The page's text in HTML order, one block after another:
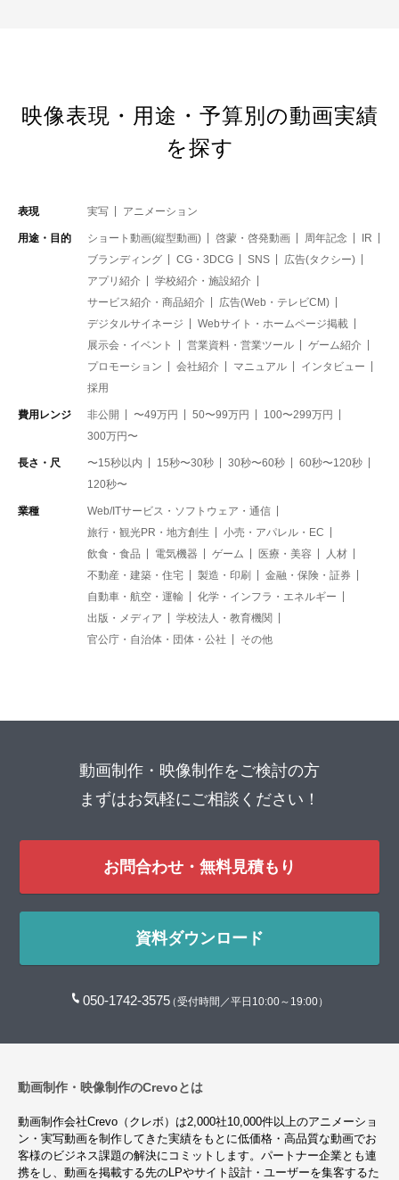
映像表現・用途・予算別の動画実績
を探す
表現 実写 アニメーション
用途・目的 ショート動画(縦型動画) 啓蒙・啓発動画 周年記念
IR
ブランディング
CG・3DCG SNS
広告(タクシー)
アプリ紹介
学校紹介・施設紹介
サービス紹介・商品紹介
広告(Web・テレビCM)
デジタルサイネージ
Webサイト・ホームページ掲載
展示会・イベント
営業資料・営業ツール
ゲーム紹介
プロモーション
会社紹介 マニュアル
インタビュー
採用
費用レンジ 非公開 〜49万円 50〜99万円
100〜299万円
300万円〜
長さ・尺 〜15秒以内 15秒〜30秒 30秒〜60秒
60秒〜120秒
120秒〜
業種
Web/ITサービス・ソフトウェア・通信
旅行・観光PR・地方創生
小売・アパレル・EC
飲食・食品
電気機器 ゲーム 医療・美容
人材
不動産・建築・住宅
製造・印刷
金融・保険・証券
自動車・航空・運輸
化学・インフラ・エネルギー
出版・メディア
学校法人・教育機関
官公庁・自治体・団体・公社
その他
動画制作・映像制作をご検討の方
まずはお気軽にご相談ください！
お問合わせ・無料見積もり
資料ダウンロード
050-1742-3575（受付時間／平日10:00～19:00）
動画制作・映像制作のCrevoとは
動画制作会社Crevo（クレボ）は2,000社10,000件以上のアニメーショ
ン・実写動画を制作してきた実績をもとに低価格・高品質な動画でお
客様のビジネス課題の解決にコミットします。パートナー企業とも連
携をし、動画を掲載する先のLPやサイト設計・ユーザーを集客するた